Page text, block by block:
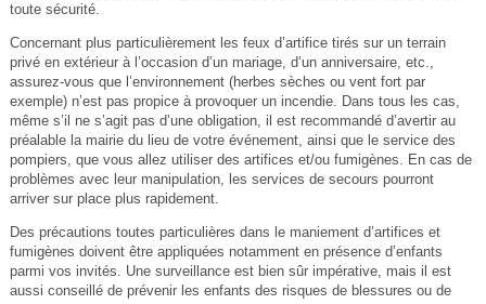
toute sécurité.
Concernant plus particulièrement les feux d’artifice tirés sur un terrain
privé en extérieur à l’occasion d’un mariage, d’un anniversaire, etc.,
assurez-vous que l’environnement (herbes sèches ou vent fort par
exemple) n’est pas propice à provoquer un incendie. Dans tous les cas,
même s’il ne s’agit pas d’une obligation, il est recommandé d’avertir au
préalable la mairie du lieu de votre événement, ainsi que le service des
pompiers, que vous allez utiliser des artifices et/ou fumigènes. En cas de
problèmes avec leur manipulation, les services de secours pourront
arriver sur place plus rapidement.
Des précautions toutes particulières dans le maniement d’artifices et
fumigènes doivent être appliquées notamment en présence d’enfants
parmi vos invités. Une surveillance est bien sûr impérative, mais il est
aussi conseillé de prévenir les enfants des risques de blessures ou de